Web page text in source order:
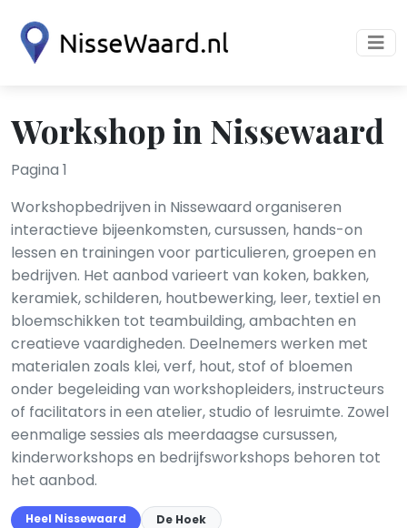
Workshop in Nissewaard
Pagina 1
Workshopbedrijven in Nissewaard organiseren
interactieve bijeenkomsten, cursussen, hands-on
lessen en trainingen voor particulieren, groepen en
bedrijven. Het aanbod varieert van koken, bakken,
keramiek, schilderen, houtbewerking, leer, textiel en
bloemschikken tot teambuilding, ambachten en
creatieve vaardigheden. Deelnemers werken met
materialen zoals klei, verf, hout, stof of bloemen
onder begeleiding van workshopleiders, instructeurs
of facilitators in een atelier, studio of lesruimte. Zowel
eenmalige sessies als meerdaagse cursussen,
kinderworkshops en bedrijfsworkshops behoren tot
het aanbod.
Heel Nissewaard De Hoek